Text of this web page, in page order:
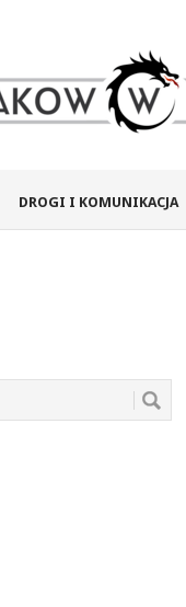
DROGI I KOMUNIKACJA